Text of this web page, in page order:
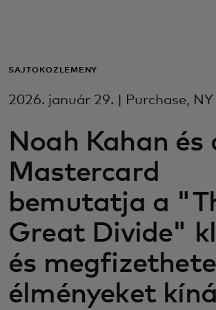
Vállalkozásoknak
Innovátoroknak
Hírek és trendek
SAJTÓKÖZLEMÉNY
2026. január 29. | Purchase, NY
Noah Kahan és
Mastercard
bemutatja a
Great Divide"
és
élményeket